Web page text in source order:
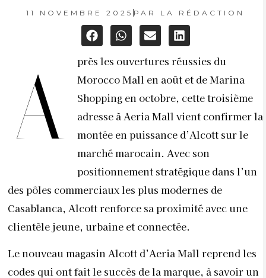
11 NOVEMBRE 2025 PAR LA RÉDACTION
A
près les ouvertures réussies du
Morocco Mall en août et de Marina
Shopping en octobre, cette troisième
adresse à Aeria Mall vient confirmer la
montée en puissance d’Alcott sur le
marché marocain. Avec son
positionnement stratégique dans l’un
des pôles commerciaux les plus modernes de
Casablanca, Alcott renforce sa proximité avec une
clientèle jeune, urbaine et connectée.
Le nouveau magasin Alcott d’Aeria Mall reprend les
codes qui ont fait le succès de la marque, à savoir un